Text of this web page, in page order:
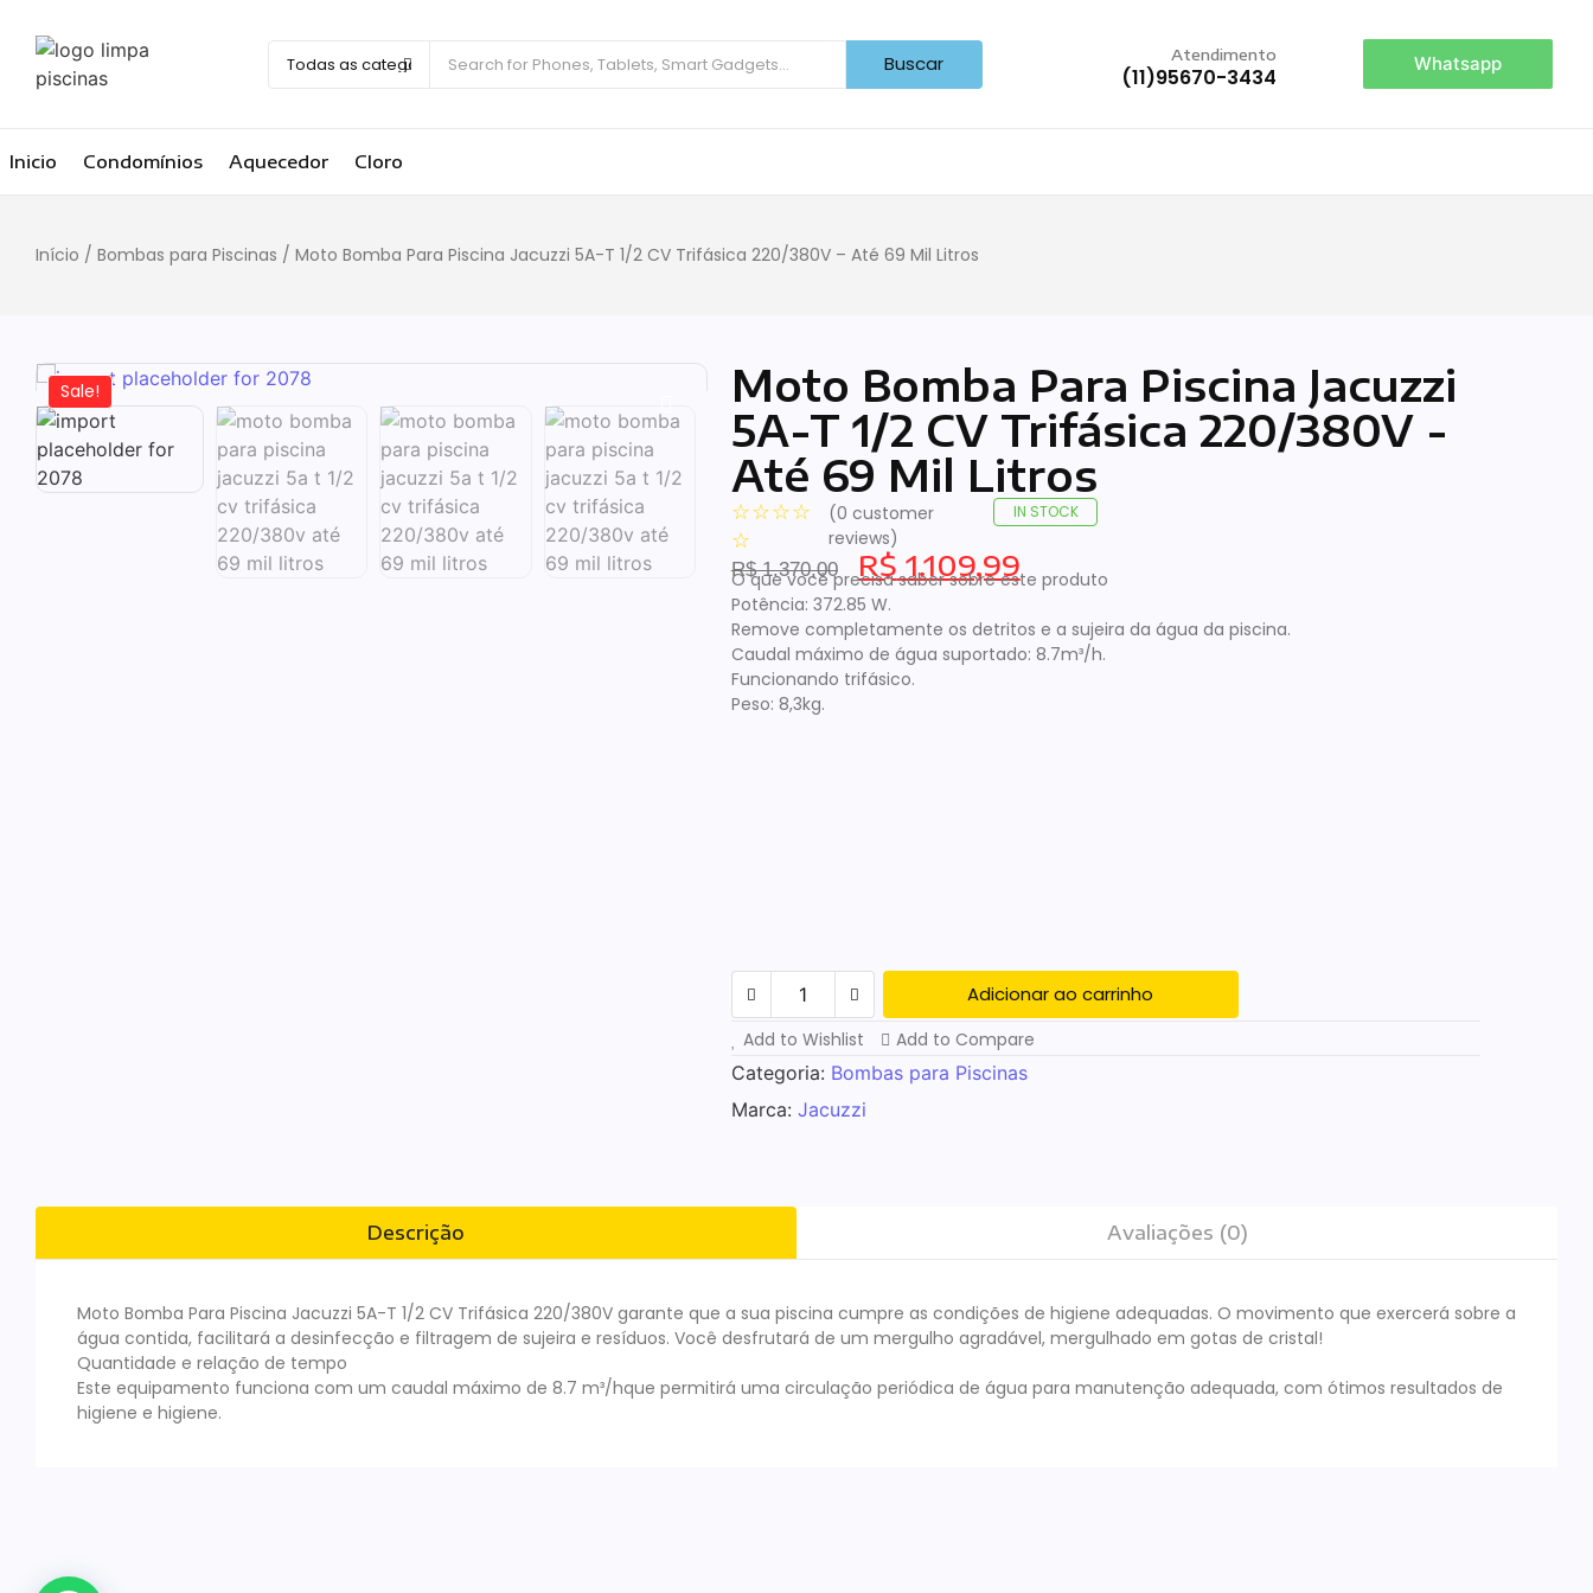
Buscar Atendimento
(11)95670-3434 Whatsapp
Inicio Condomínios Aquecedor Cloro
Início / Bombas para Piscinas / Moto Bomba Para Piscina Jacuzzi 5A-T 1/2 CV Trifásica 220/380V – Até 69 Mil Litros
Sale!
Moto Bomba Para Piscina Jacuzzi
5A-T 1/2 CV Trifásica 220/380V -
Até 69 Mil Litros
☆☆☆☆
☆
(0 customer
reviews)
IN STOCK
R$1.370,00 R$ 1.109,99
O que você precisa saber sobre este produto
Potência: 372.85 W.
Remove completamente os detritos e a sujeira da água da piscina.
Caudal máximo de água suportado: 8.7m³/h.
Funcionando trifásico.
Peso: 8,3kg.
Adicionar ao carrinho
Add to Wishlist
Add to Compare
Categoria: Bombas para Piscinas
Marca: Jacuzzi
Descrição Avaliações (0)
Moto Bomba Para Piscina Jacuzzi 5A-T 1/2 CV Trifásica 220/380V garante que a sua piscina cumpre as condições de higiene adequadas. O movimento que exercerá sobre a
água contida, facilitará a desinfecção e filtragem de sujeira e resíduos. Você desfrutará de um mergulho agradável, mergulhado em gotas de cristal!
Quantidade e relação de tempo
Este equipamento funciona com um caudal máximo de 8.7 m³/hque permitirá uma circulação periódica de água para manutenção adequada, com ótimos resultados de
higiene e higiene.